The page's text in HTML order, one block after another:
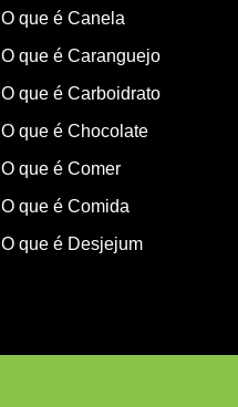
O que é Canela
O que é Caranguejo
O que é Carboidrato
O que é Chocolate
O que é Comer
O que é Comida
O que é Desjejum